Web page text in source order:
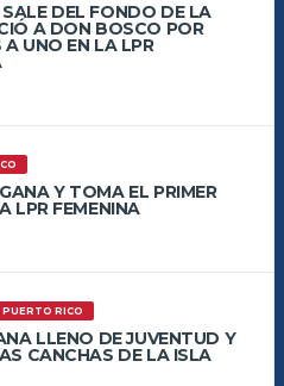
DEL FONDO DE LA
A DON BOSCO POR
A UNO EN LA LPR
Y TOMA EL PRIMER
LPR FEMENINA
PUERTO RICO
LLENO DE JUVENTUD Y
CANCHAS DE LA ISLA